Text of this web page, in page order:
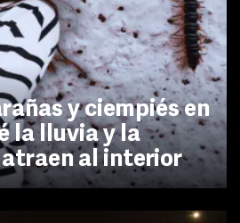
y ciempiés en
la lluvia y la
al interior